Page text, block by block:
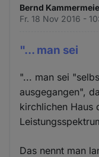
Bernd
Fr. 18 Nov 2016 -
"... man sei
"... man sei
ausgegangen",
kirchlichen Haus
Das nennt man